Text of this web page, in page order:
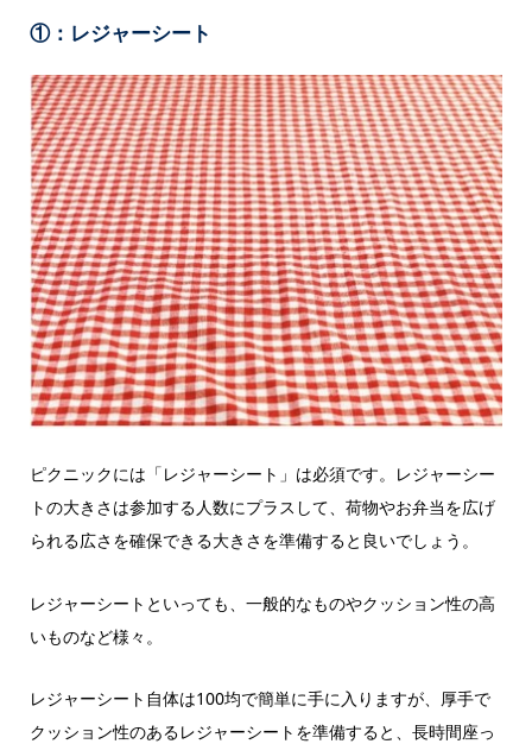
①：レジャーシート
ピクニックには「レジャーシート」は必須です。レジャーシー
トの大きさは参加する人数にプラスして、荷物やお弁当を広げ
られる広さを確保できる大きさを準備すると良いでしょう。
レジャーシートといっても、一般的なものやクッション性の高
いものなど様々。
レジャーシート自体は100均で簡単に手に入りますが、厚手で
クッション性のあるレジャーシートを準備すると、長時間座っ